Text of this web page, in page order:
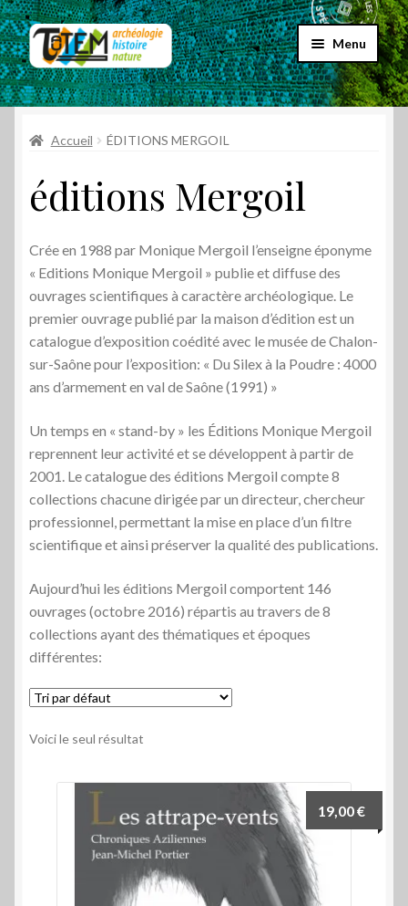
Aller
à
la
navigation
Aller
au
contenu
Menu
Accueil
Choix par genre
Choix par éditeur
enfant
Jean Marie Desbois éditeur
Totem
Éditions Mergoil
SevenOrients
Centre Jurassien du Patrimoine
Archéo-éditions.com
Qui sommes-nous ?
Accueil ÉDITIONS MERGOIL
éditions Mergoil
Crée en 1988 par Monique Mergoil l’enseigne éponyme
« Editions Monique Mergoil » publie et diffuse des
ouvrages scientifiques à caractère archéologique. Le
premier ouvrage publié par la maison d’édition est un
catalogue d’exposition coédité avec le musée de Chalon-
sur-Saône pour l’exposition: « Du Silex à la Poudre : 4000
ans d’armement en val de Saône (1991) »
Un temps en « stand-by » les Éditions Monique Mergoil
reprennent leur activité et se développent à partir de
2001. Le catalogue des éditions Mergoil compte 8
collections chacune dirigée par un directeur, chercheur
professionnel, permettant la mise en place d’un filtre
scientifique et ainsi préserver la qualité des publications.
Aujourd’hui les éditions Mergoil comportent 146
ouvrages (octobre 2016) répartis au travers de 8
collections ayant des thématiques et époques
différentes:
Voici le seul résultat
19,00€